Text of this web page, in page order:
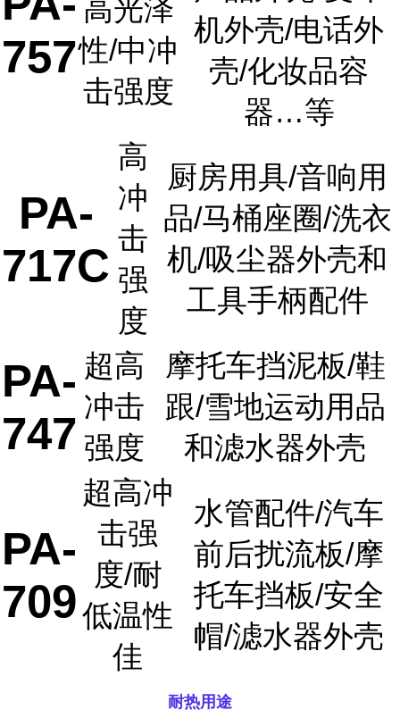
757
高光泽
性/中冲
击强度
机外壳/电话外
壳/化妆品容
器…等
PA-
717C
高
冲
击
强
度
厨房用具/音响用
品/马桶座圈/洗衣
机/吸尘器外壳和
工具手柄配件
PA-
747
超高
冲击
强度
摩托车挡泥板/鞋
跟/雪地运动用品
和滤水器外壳
PA-
709
超高冲
击强
度/耐
低温性
佳
水管配件/汽车
前后扰流板/摩
托车挡板/安全
帽/滤水器外壳
耐热用途